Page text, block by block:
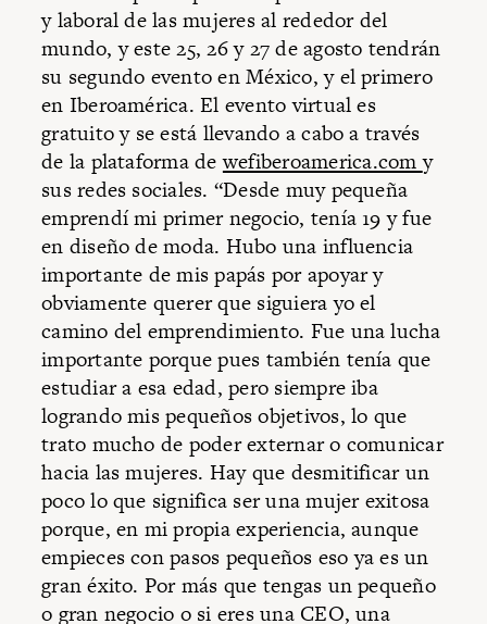
y laboral de las mujeres al rededor del
mundo, y este 25, 26 y 27 de agosto tendrán
su segundo evento en México, y el primero
en Iberoamérica. El evento virtual es
gratuito y se está llevando a cabo a través
de la plataforma dewefiberoamerica.comy
sus redes sociales. “Desde muy pequeña
emprendí mi primer negocio, tenía 19 y fue
en diseño de moda. Hubo una influencia
importante de mis papás por apoyar y
obviamente querer que siguiera yo el
camino del emprendimiento. Fue una lucha
importante porque pues también tenía que
estudiar a esa edad, pero siempre iba
logrando mis pequeños objetivos, lo que
trato mucho de poder externar o comunicar
hacia las mujeres. Hay que desmitificar un
poco lo que significa ser una mujer exitosa
porque, en mi propia experiencia, aunque
empieces con pasos pequeños eso ya es un
gran éxito. Por más que tengas un pequeño
o gran negocio o si eres una CEO, una